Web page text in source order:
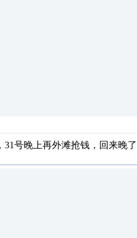
号晚上再外滩抢钱，回来晚